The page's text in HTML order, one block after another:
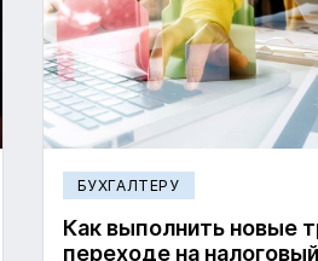
БУХГАЛТЕРУ
Как выполнить новые
переходе на